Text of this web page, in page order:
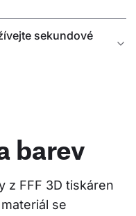
sekundové
barev
z FFF 3D tiskáren
se